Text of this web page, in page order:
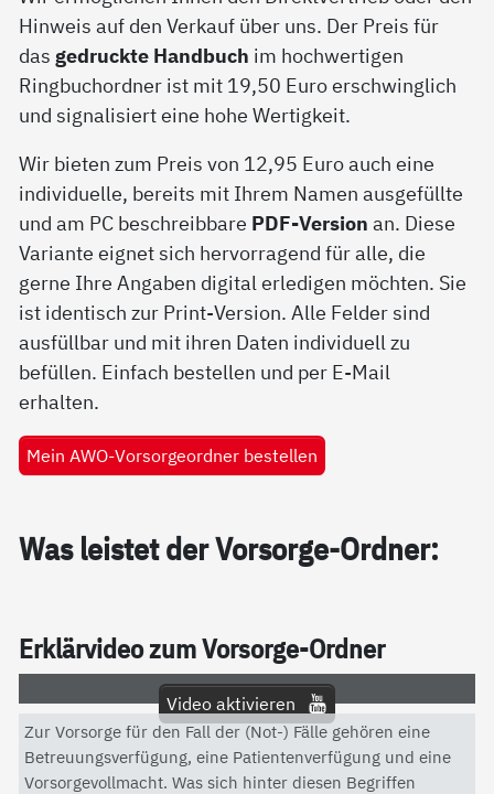
Hinweis auf den Verkauf über uns. Der Preis für
das gedruckte Handbuch im hochwertigen
Ringbuchordner ist mit 19,50 Euro erschwinglich
und signalisiert eine hohe Wertigkeit.
Wir bieten zum Preis von 12,95 Euro auch eine
individuelle, bereits mit Ihrem Namen ausgefüllte
und am PC beschreibbare PDF-Version an. Diese
Variante eignet sich hervorragend für alle, die
gerne Ihre Angaben digital erledigen möchten. Sie
ist identisch zur Print-Version. Alle Felder sind
ausfüllbar und mit ihren Daten individuell zu
befüllen. Einfach bestellen und per E-Mail
erhalten.
Mein AWO-Vorsorgeordner bestellen
Was leis­tet der Vor­sor­ge-Ord­ner:
Er­klär­vi­deo zum Vor­sor­ge-Ord­ner
Video aktivieren
Mit dem Aktivieren des Videos akzeptieren Sie die
Datenschutzerklärung von YouTube.
Zur Vorsorge für den Fall der (Not-) Fälle gehören eine
Betreuungsverfügung, eine Patientenverfügung und eine
Vorsorgevollmacht. Was sich hinter diesen Begriffen